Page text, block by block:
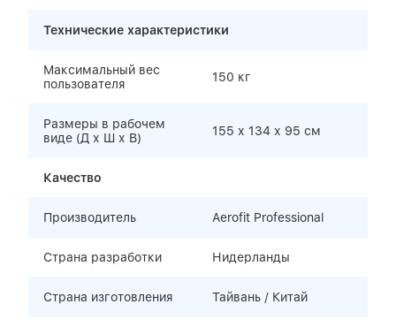
Технические характеристики
Максимальный вес
пользователя
150 кг
Размеры в рабочем
виде (Д х Ш х В)
155 х 134 х 95 см
Качество
Производитель Aerofit Professional
Страна разработки Нидерланды
Страна изготовления Тайвань / Китай